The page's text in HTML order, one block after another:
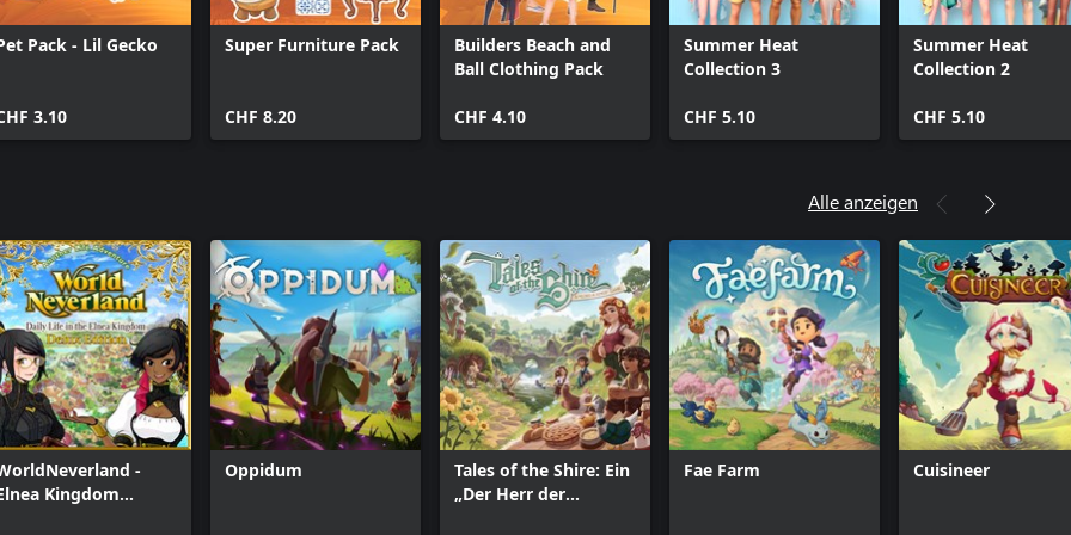
Pack - Lil Gecko
3.10
Super Furniture Pack
CHF 8.20
Builders Beach and
Ball Clothing Pack
CHF 4.10
Summer Heat
Collection 3
CHF 5.10
Summer Heat
Collection 2
CHF 5.10
Alle anzeigen
-
Kingdom
Oppidum
Tales of the Shire: Ein
„Der Herr der
Fae Farm Cuisineer